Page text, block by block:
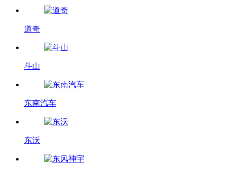
道奇
斗山
东南汽车
东沃